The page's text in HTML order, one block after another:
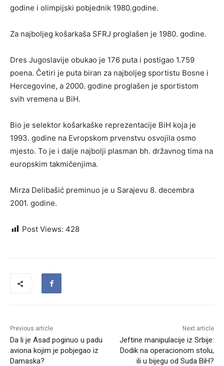
godine i olimpijski pobjednik 1980.godine.
Za najboljeg košarkaša SFRJ proglašen je 1980. godine.
Dres Jugoslavije obukao je 176 puta i postigao 1.759
poena. Četiri je puta biran za najboljeg sportistu Bosne i
Hercegovine, a 2000. godine proglašen je sportistom
svih vremena u BiH.
Bio je selektor košarkaške reprezentacije BiH koja je
1993. godine na Evropskom prvenstvu osvojila osmo
mjesto. To je i dalje najbolji plasman bh. državnog tima na
europskim takmičenjima.
Mirza Delibašić preminuo je u Sarajevu 8. decembra
2001. godine.
Post Views: 428
Previous article
Da li je Asad poginuo u padu
aviona kojim je pobjegao iz
Damaska?
Next article
Jeftine manipulacije iz Srbije:
Dodik na operacionom stolu,
ili u bijegu od Suda BiH?